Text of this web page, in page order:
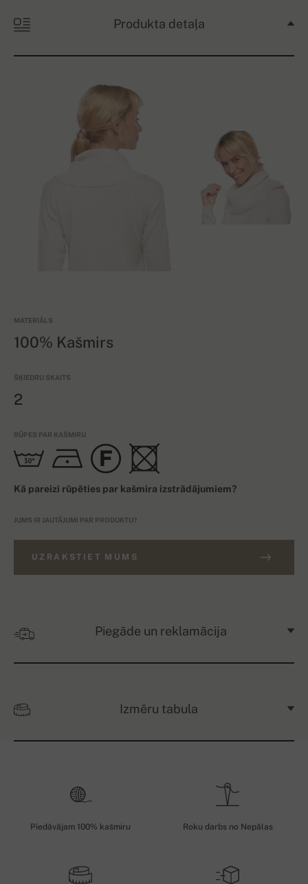
Produkta detaļa
MATERIĀLS
100% Kašmirs
ŠĶIEDRU SKAITS
2
RŪPES PAR KAŠMIRU
Kā pareizi rūpēties par kašmira izstrādājumiem?
JUMS IR JAUTĀJUMI PAR PRODUKTU?
UZRAKSTIET MUMS
Piegāde un reklamācija
Izmēru tabula
Piedāvājam 100% kašmiru Roku darbs no Nepālas